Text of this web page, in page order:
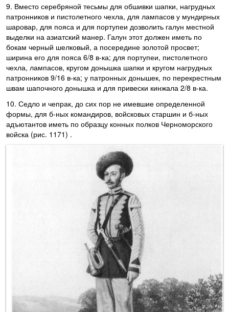
9. Вместо серебряной тесьмы для обшивки шапки, нагрудных
патронников и пистолетного чехла, для лампасов у мундирных
шаровар, для пояса и для портупеи дозволить галун местной
выделки на азиатский манер. Галун этот должен иметь по
бокам черный шелковый, а посередине золотой просвет;
ширина его для пояса 6/8 в-ка; для портупеи, пистолетного
чехла, лампасов, кругом донышка шапки и кругом нагрудных
патронников 9/16 в-ка; у патронных донышек, по перекрестным
швам шапочного донышка и для привески кинжала 2/8 в-ка.
10. Седло и чепрак, до сих пор не имевшие определенной
формы, для б-ных командиров, войсковых старшин и б-ных
адъютантов иметь по образцу конных полков Черноморского
войска (рис. 1171) .